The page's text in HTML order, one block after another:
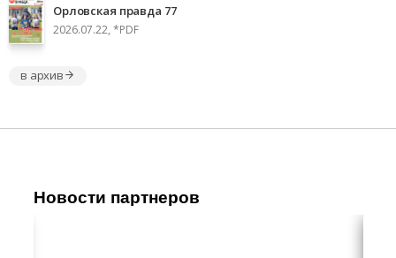
Орловская правда 77
2026.07.22, *PDF
в архив
Новости партнеров